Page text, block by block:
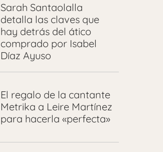
Sarah Santaolalla
detalla las claves que
hay detrás del ático
comprado por Isabel
Díaz Ayuso
El regalo de la cantante
Metrika a Leire Martínez
para hacerla «perfecta»